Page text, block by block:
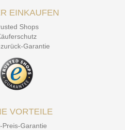
EINKAUFEN
Shops
Garantie
VORTEILE
Preis-Garantie